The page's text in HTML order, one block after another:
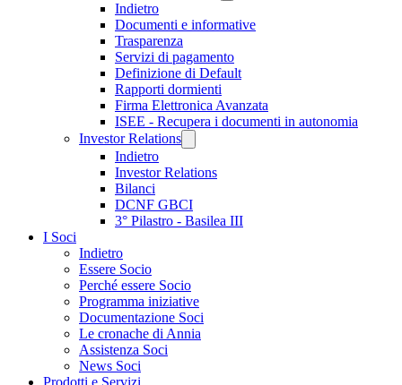
Indietro
Documenti e informative
Trasparenza
Servizi di pagamento
Definizione di Default
Rapporti dormienti
Firma Elettronica Avanzata
ISEE - Recupera i documenti in autonomia
Investor Relations
Indietro
Investor Relations
Bilanci
DCNF GBCI
3° Pilastro - Basilea III
I Soci
Indietro
Essere Socio
Perché essere Socio
Programma iniziative
Documentazione Soci
Le cronache di Annia
Assistenza Soci
News Soci
Prodotti e Servizi